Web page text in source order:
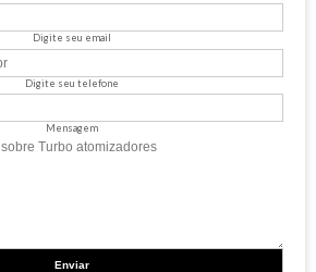
Digite seu email
Digite seu telefone
Mensagem